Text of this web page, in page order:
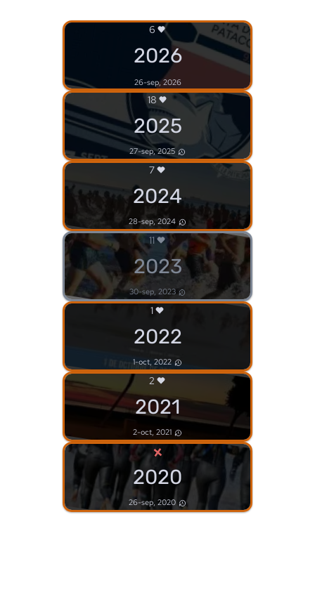
6
2026
26-sep, 2026
18
2025
27-sep, 2025
7
2024
28-sep, 2024
11
2023
30-sep, 2023
1
2022
1-oct, 2022
2
2021
2-oct, 2021
×
2020
26-sep, 2020